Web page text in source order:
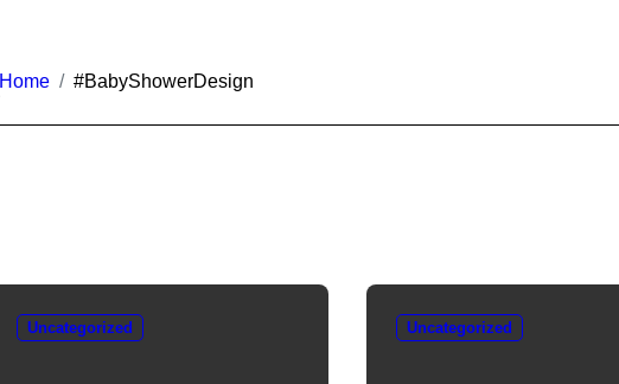
Home #BabyShowerDesign
Uncategorized Uncategorized